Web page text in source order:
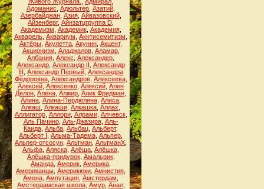
Адоманис Адюльтер Азатий
Азербайджан, Азия, Айвазовский,
Айзенберг, Айнзатцгруппа D
Академизм Академик, Академия,
Акварель Аквариум Акнтисемитизм
Актёры Акулетта Акунин Акцент,
Акционизм Аладжалов, Аламар,
Албания Алекс Александер
Александр, Александр II Александр
III Александр Первый Александра
Фёдоровна, Александров, Алексеева,
Алексей Алексенко Алексий Ален
Делон Алена Алжир Алик Фридман
Алина Алина-Пердюлина Алиса
Алкаш Алкаши Алкашка Аллах
Аллигатор, Аллори, Алрами, Алчевск,
Аль Пачино, Аль-Джазира, Аль-
Каида Альба Альбац Альберт,
Альберт I Альма-Тадема Альпер
Альпер-отсосун Альтман АльтманХ
Альфа Аляска Алёша Алёшка
Алёшка-придурок, Амальрик,
Аманда Америк Америка
Американцы Америкюки Амнистия
Амона Ампутация Амстердам
Амстердамская школа, Амур, Анал,